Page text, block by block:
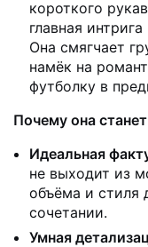
короткого
главная
Она смягчает
намёк на
футболку в
Почему она
Идеальная
не выходит из
объёма и стиля
сочетании.
Умная